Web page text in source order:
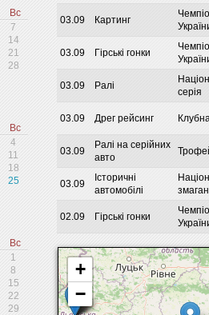
Вс
7
14
21
28
Вс
4
11
18
25
Вс
1
8
15
22
29
03.09 Картинг
03.09 Гірські гонки
03.09 Ралі
серія
03.09 Дрег рейсинг
03.09
Ралі на серійних
авто
03.09
Історичні
автомобілі
02.09 Гірські гонки
+
−